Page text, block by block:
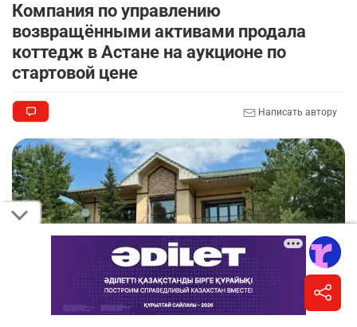
Компания по управлению
возвращёнными активами продала
коттедж в Астане на аукционе по
стартовой цене
Написать автору